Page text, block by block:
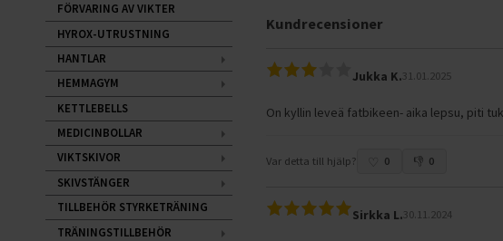
Kundrecensioner
Jukka K.31.01.2025
On kyllin leveä fatbikeen- aika lepsu, piti
Var detta till hjälp? 0 0
Sirkka L.30.11.2024
FÖRVARING AV VIKTER
HYROX-UTRUSTNING
HANTLAR
HEMMAGYM
KETTLEBELLS
MEDICINBOLLAR
VIKTSKIVOR
SKIVSTÄNGER
TILLBEHÖR STYRKETRÄNING
TRÄNINGSTILLBEHÖR